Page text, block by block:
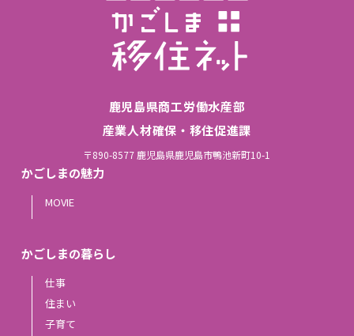
鹿児島県商工労働水産部
産業人材確保・移住促進課
〒890-8577 鹿児島県鹿児島市鴨池新町10-1
かごしまの魅力
MOVIE
かごしまの暮らし
仕事
住まい
子育て